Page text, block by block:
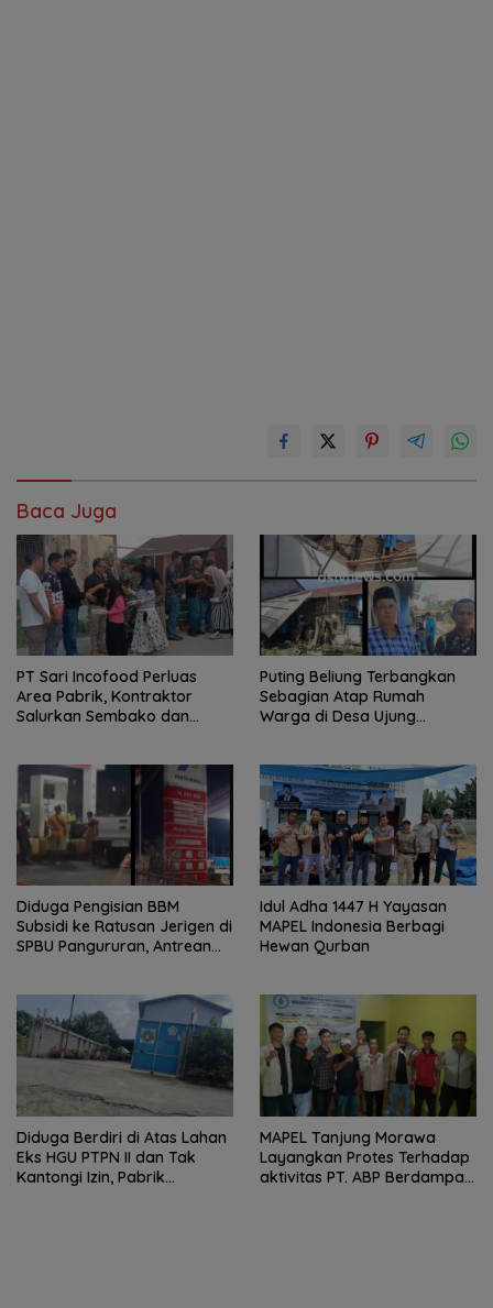
Baca Juga
PT Sari Incofood Perluas
Area Pabrik, Kontraktor
Salurkan Sembako dan
Puting Beliung Terbangkan
Sebagian Atap Rumah
Warga di Desa Ujung
Bantuan
Diduga Pengisian BBM
Subsidi ke Ratusan Jerigen di
SPBU Pangururan, Antrean
Idul Adha 1447 H Yayasan
MAPEL Indonesia Berbagi
Hewan Qurban
Diduga Berdiri di Atas Lahan
Eks HGU PTPN II dan Tak
Kantongi Izin, Pabrik
MAPEL Tanjung Morawa
Layangkan Protes Terhadap
aktivitas PT. ABP Berdampak